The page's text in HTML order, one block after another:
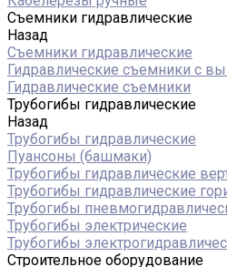
Съемники гидравлические
Назад
Съемники гидравлические
Гидравлические cъемники с
Гидравлические съемники
Трубогибы гидравлические
Назад
Трубогибы гидравлические
Пуансоны (башмаки)
Трубогибы гидравлические
Трубогибы гидравлические
Трубогибы
Трубогибы электрические
Трубогибы
Строительное оборудование